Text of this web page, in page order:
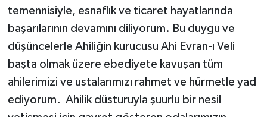
temennisiyle, esnaflık ve ticaret hayatlarında
başarılarının devamını diliyorum. Bu duygu ve
düşüncelerle Ahiliğin kurucusu Ahi Evran-ı Veli
başta olmak üzere ebediyete kavuşan tüm
ahilerimizi ve ustalarımızı rahmet ve hürmetle yad
ediyorum. Ahilik düsturuyla şuurlu bir nesil